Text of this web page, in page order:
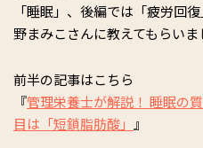
「睡眠」、後編では「疲労回
野まみこさんに教えてもらいま
前半の記事はこちら
『管理栄養士が解説！ 睡眠の
目は「短鎖脂肪酸」 』